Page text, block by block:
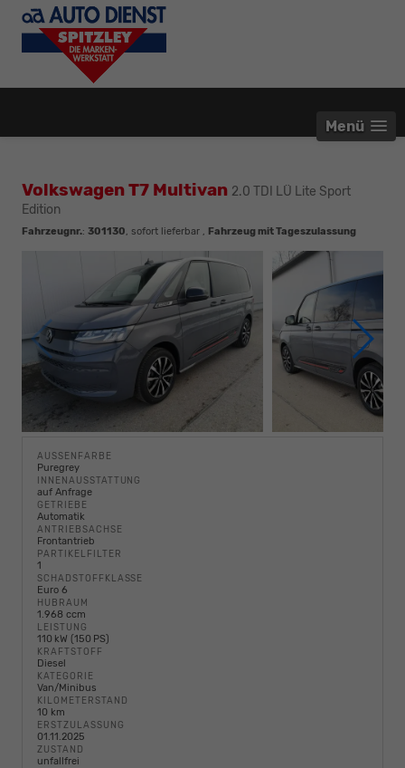
Menü
Volkswagen T7 Multivan 2.0 TDI LÜ Lite Sport
Edition
Fahrzeugnr.: 301130, sofort lieferbar , Fahrzeug mit Tageszulassung
AUSSENFARBE
Puregrey
INNENAUSSTATTUNG
auf Anfrage
GETRIEBE
Automatik
ANTRIEBSACHSE
Frontantrieb
PARTIKELFILTER
1
SCHADSTOFFKLASSE
Euro 6
HUBRAUM
1.968 ccm
LEISTUNG
110 kW (150 PS)
KRAFTSTOFF
Diesel
KATEGORIE
Van/Minibus
KILOMETERSTAND
10 km
ERSTZULASSUNG
01.11.2025
ZUSTAND
unfallfrei